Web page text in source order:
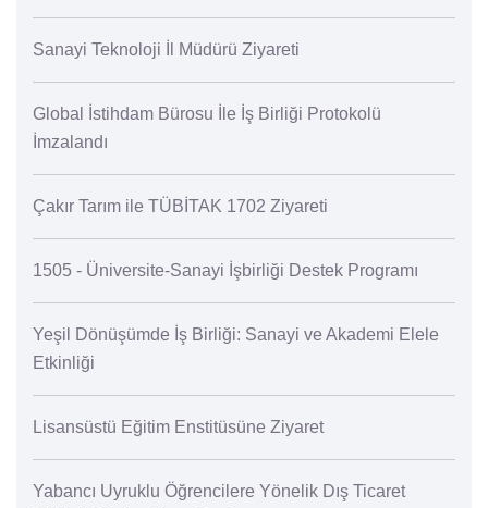
Sanayi Teknoloji İl Müdürü Ziyareti
Global İstihdam Bürosu İle İş Birliği Protokolü
İmzalandı
Çakır Tarım ile TÜBİTAK 1702 Ziyareti
1505 - Üniversite-Sanayi İşbirliği Destek Programı
Yeşil Dönüşümde İş Birliği: Sanayi ve Akademi Elele
Etkinliği
Lisansüstü Eğitim Enstitüsüne Ziyaret
Yabancı Uyruklu Öğrencilere Yönelik Dış Ticaret